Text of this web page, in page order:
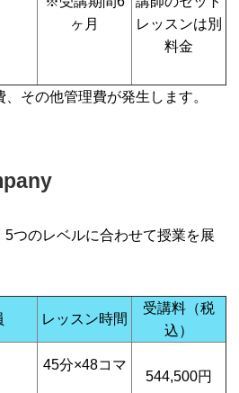
ヶ月
レッスンは別
料金
その他管理費が発生します。
つのレベルに合わせて授業を展
レッスン時間
受講料（税
込）
45分×48コマ
544,500円